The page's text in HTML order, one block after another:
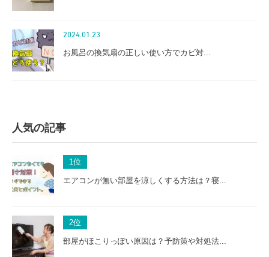
2024.01.23
お風呂の換気扇の正しい使い方でカビ対...
人気の記事
1 位
エアコンが無い部屋を涼しくする方法は？寝...
2位
部屋がほこりっぽい原因は？予防策や対処法...